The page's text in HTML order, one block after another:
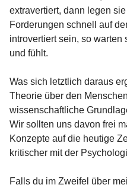
extravertiert, dann legen
Forderungen schnell auf
introvertiert sein, so warten
und fühlt.
Was sich letztlich daraus
Theorie über den
wissenschaftliche
Wir sollten uns davon frei
Konzepte auf die heutige
kritischer mit der
Falls du im Zweifel über